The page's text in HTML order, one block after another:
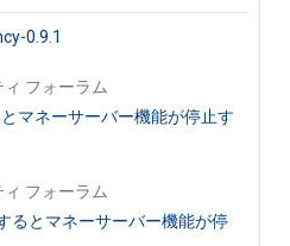
0.9.1
フォーラム
マネーサーバー機能が停止す
フォーラム
るとマネーサーバー機能が停